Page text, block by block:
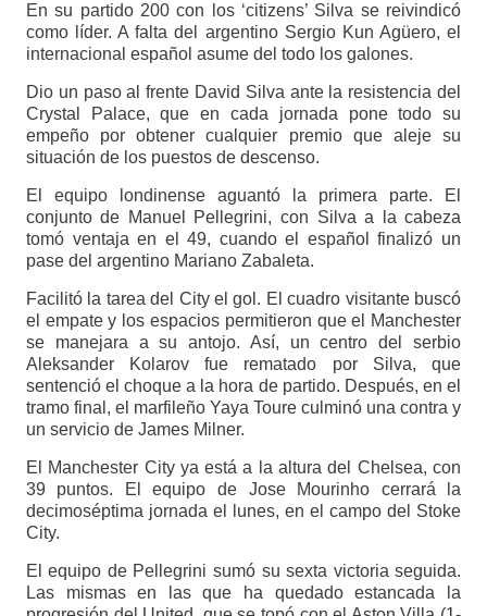
En su partido 200 con los ‘citizens’ Silva se reivindicó
como líder. A falta del argentino Sergio Kun Agüero, el
internacional español asume del todo los galones.
Dio un paso al frente David Silva ante la resistencia del
Crystal Palace, que en cada jornada pone todo su
empeño por obtener cualquier premio que aleje su
situación de los puestos de descenso.
El equipo londinense aguantó la primera parte. El
conjunto de Manuel Pellegrini, con Silva a la cabeza
tomó ventaja en el 49, cuando el español finalizó un
pase del argentino Mariano Zabaleta.
Facilitó la tarea del City el gol. El cuadro visitante buscó
el empate y los espacios permitieron que el Manchester
se manejara a su antojo. Así, un centro del serbio
Aleksander Kolarov fue rematado por Silva, que
sentenció el choque a la hora de partido. Después, en el
tramo final, el marfileño Yaya Toure culminó una contra y
un servicio de James Milner.
El Manchester City ya está a la altura del Chelsea, con
39 puntos. El equipo de Jose Mourinho cerrará la
decimoséptima jornada el lunes, en el campo del Stoke
City.
El equipo de Pellegrini sumó su sexta victoria seguida.
Las mismas en las que ha quedado estancada la